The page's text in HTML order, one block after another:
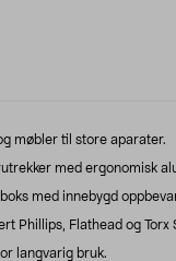
møbler til store aparater.
med ergonomisk
med innebygd
Phillips, Flathead og Torx
langvarig bruk.